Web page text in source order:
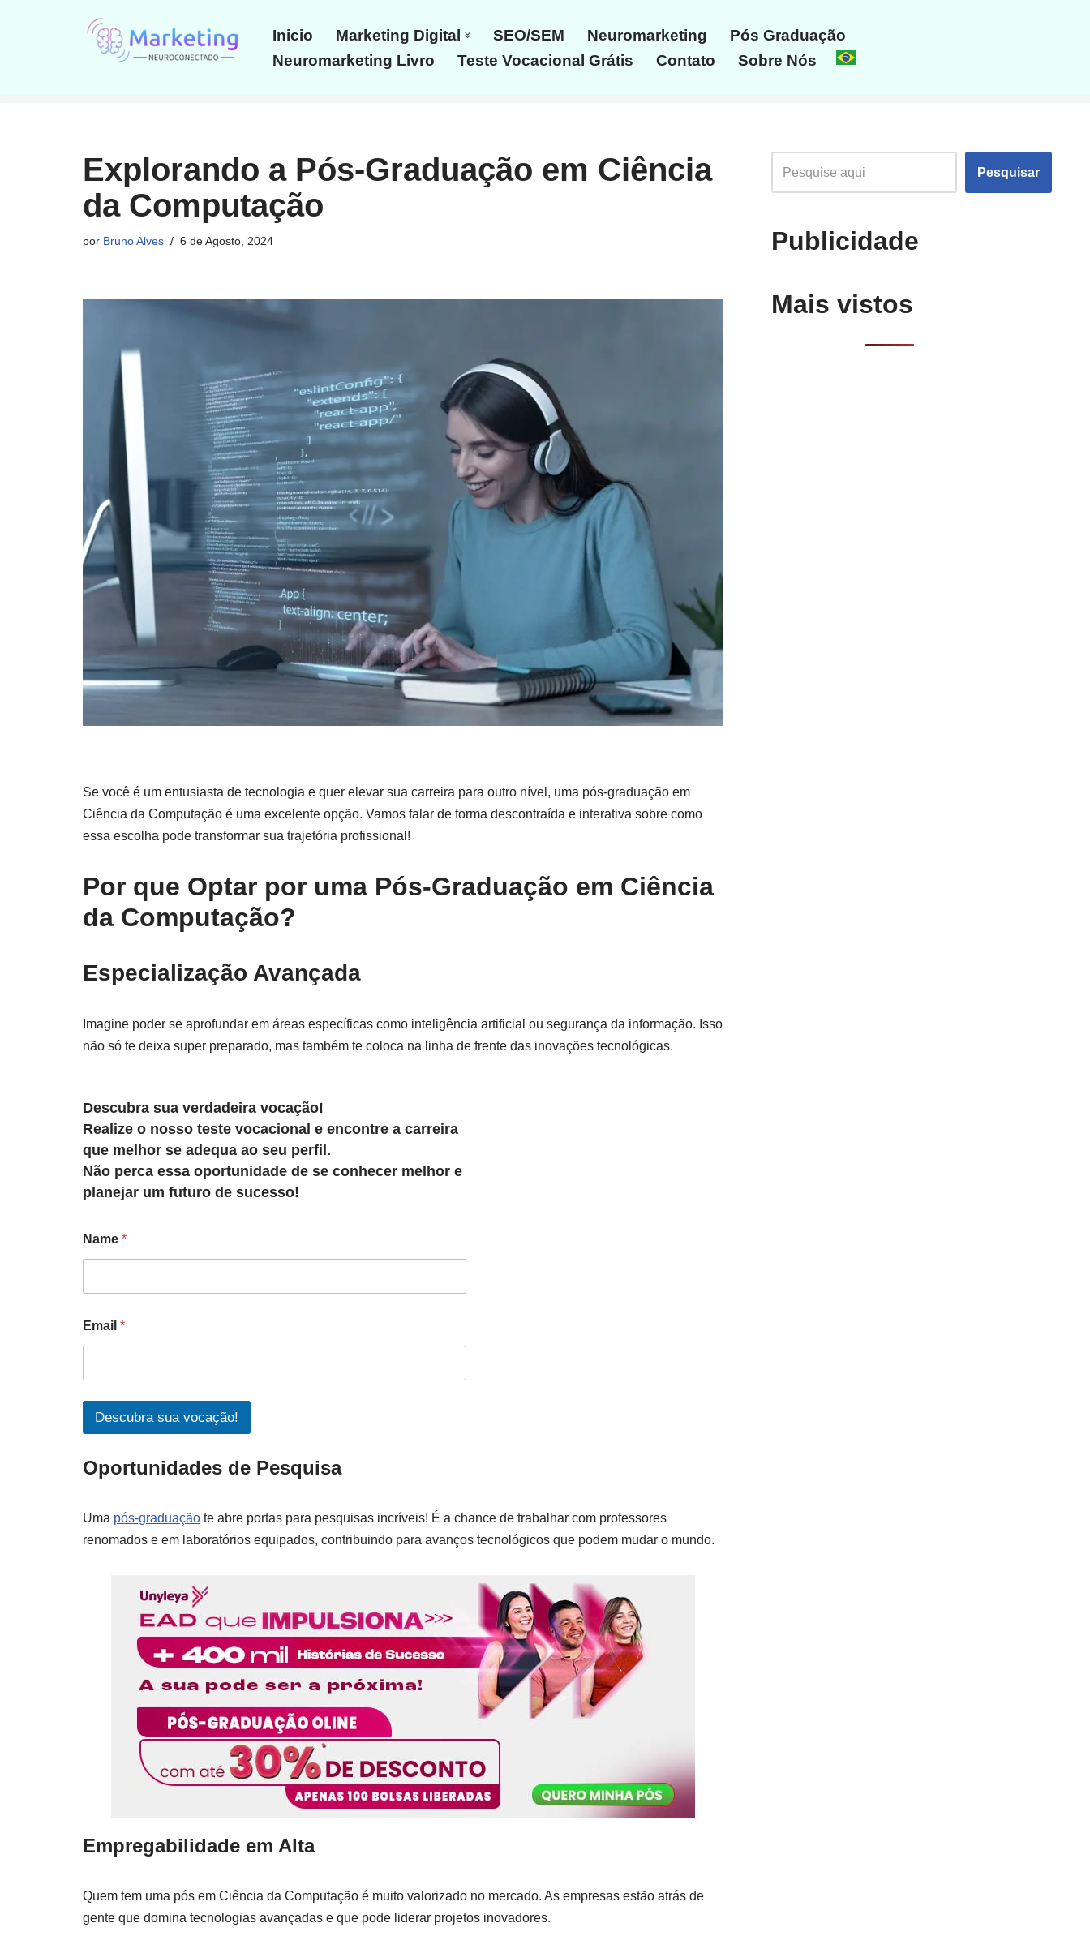
Inicio Marketing Digital SEO/SEM Neuromarketing
Pós Graduação
Neuromarketing Livro
Teste Vocacional Grátis Contato Sobre Nós
Explorando a Pós-Graduação em Ciência
da Computação
por Bruno Alves 6 de Agosto, 2024
Se você é um entusiasta de tecnologia e quer elevar sua carreira para outro nível, uma pós-graduação em
Ciência da Computação é uma excelente opção. Vamos falar de forma descontraída e interativa sobre como
essa escolha pode transformar sua trajetória profissional!
Por que Optar por uma Pós-Graduação em Ciência
da Computação?
Especialização Avançada
Imagine poder se aprofundar em áreas específicas como inteligência artificial ou segurança da informação. Isso
não só te deixa super preparado, mas também te coloca na linha de frente das inovações tecnológicas.
Descubra sua verdadeira vocação!
Realize o nosso teste vocacional e encontre a carreira
que melhor se adequa ao seu perfil.
Não perca essa oportunidade de se conhecer melhor e
planejar um futuro de sucesso!
Name *
Email *
Descubra sua vocação!
Oportunidades de Pesquisa
Uma pós-graduação te abre portas para pesquisas incríveis! É a chance de trabalhar com professores
renomados e em laboratórios equipados, contribuindo para avanços tecnológicos que podem mudar o mundo.
Empregabilidade em Alta
Quem tem uma pós em Ciência da Computação é muito valorizado no mercado. As empresas estão atrás de
gente que domina tecnologias avançadas e que pode liderar projetos inovadores.
Pesquisar
Publicidade
Mais vistos